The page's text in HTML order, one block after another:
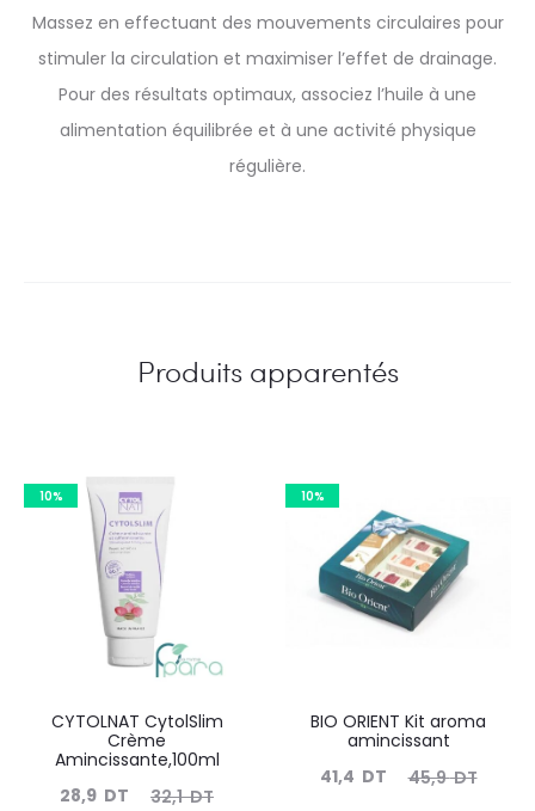
Massez en effectuant des mouvements circulaires pour
stimuler la circulation et maximiser l’effet de drainage.
Pour des résultats optimaux, associez l’huile à une
alimentation équilibrée et à une activité physique
régulière.
Produits apparentés
10%
CYTOLNAT CytolSlim
Crème
Amincissante,100ml
32,1DT
Le
28,9 DT
10%
BIO ORIENT Kit aroma
amincissant
45,9DT
Le
41,4 DT